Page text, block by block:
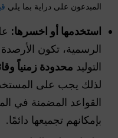
المبدعون على دراية بما يلي
استخدمها أو اخسرها:
الرسمية، تكون
التوليد محدودة زمنياً
لذلك يجب على
القواعد المضمنة في
بإمكانهم تجميعها دائمًا.